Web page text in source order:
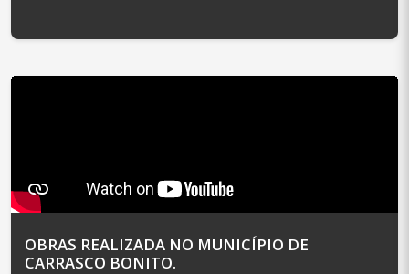
OBRAS REALIZADA NO MUNICÍPIO DE
CARRASCO BONITO.